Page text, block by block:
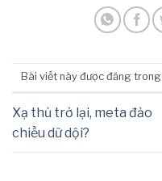
Bài viết này được đăng trong
Xạ thủ trở lại, meta đảo
chiều dữ dội?